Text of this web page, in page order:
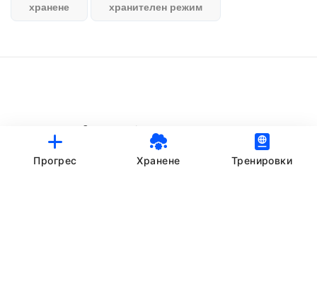
хранене хранителен режим
© StankovFit Progress App | 2025
Crafted with love by
Прогрес Хранене Тренировки